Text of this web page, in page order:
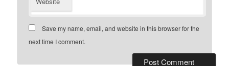
Save my name, email, and website in this browser for the
next time I comment.